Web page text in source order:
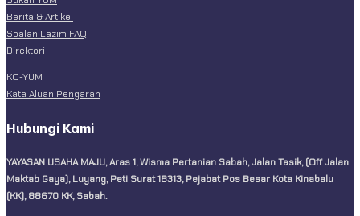
Berita & Artikel
Soalan Lazim FAQ
Direktori
KO-YUM
Kata Aluan Pengarah
Hubungi Kami
YAYASAN USAHA MAJU, Aras 1, Wisma Pertanian Sabah, Jalan Tasik, (Off Jalan
Maktab Gaya), Luyang, Peti Surat 18313, Pejabat Pos Besar Kota Kinabalu
(KK), 88670 KK, Sabah.